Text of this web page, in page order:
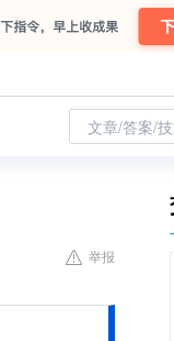
文章/答案/
举报